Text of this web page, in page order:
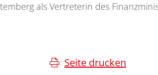
als Vertreterin des
Seite drucken